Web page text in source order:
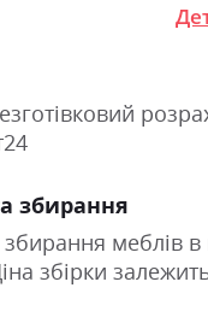
збирання
меблів в
збірки